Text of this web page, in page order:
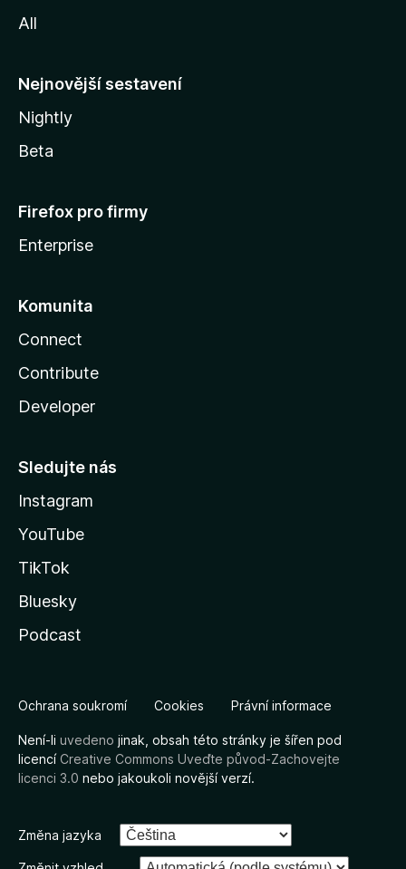
l
y
All
Nejnovější sestavení
Nightly
Beta
Firefox pro firmy
Enterprise
Komunita
Connect
Contribute
Developer
Sledujte nás
Instagram
YouTube
TikTok
Bluesky
Podcast
Ochrana soukromí Cookies Právní informace
Není-li uvedeno jinak, obsah této stránky je šířen pod
licencíCreative Commons Uveďte původ-Zachovejte
licenci 3.0 nebo jakoukoli novější verzí.
Změna jazyka